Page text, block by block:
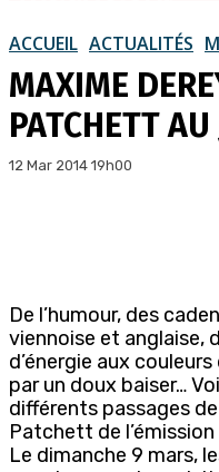
ACCUEIL ACTUALITÉS
MAXIME
PATCHETT
12 Mar 2014 19h00
De l’humour, des
viennoise et anglaise,
d’énergie aux
par un doux baiser…
différents passages
Patchett de
Le dimanche 9 mars,